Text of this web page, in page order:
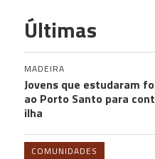
Últimas
MADEIRA
Jovens que estudaram
ao Porto Santo para
ilha
COMUNIDADES